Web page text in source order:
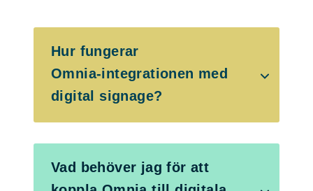
Hur fungerar
Omnia‑integrationen med
digital signage?
Vad behöver jag för att